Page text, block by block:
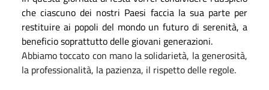
che ciascuno dei nostri Paesi faccia la sua parte per
restituire ai popoli del mondo un futuro di serenità, a
beneficio soprattutto delle giovani generazioni.
Abbiamo toccato con mano la solidarietà, la generosità,
la professionalità, la pazienza, il rispetto delle regole.